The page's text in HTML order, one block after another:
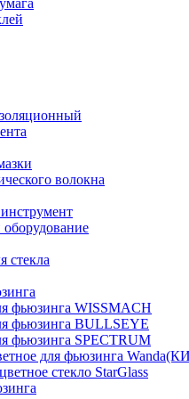
волокна
стекла
фьюзинга WISSMACH
фьюзинга BULLSEYE
фьюзинга SPECTRUM
для фьюзинга
стекло StarGlass